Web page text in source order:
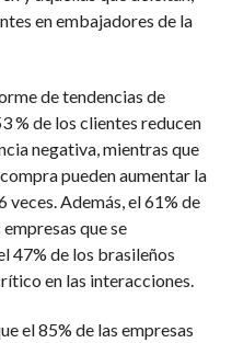
en embajadores de la
de tendencias de
% de los clientes reducen
negativa, mientras que
pueden aumentar la
Además, el 61% de
que se
47% de los brasileños
en las interacciones.
el 85% de las empresas